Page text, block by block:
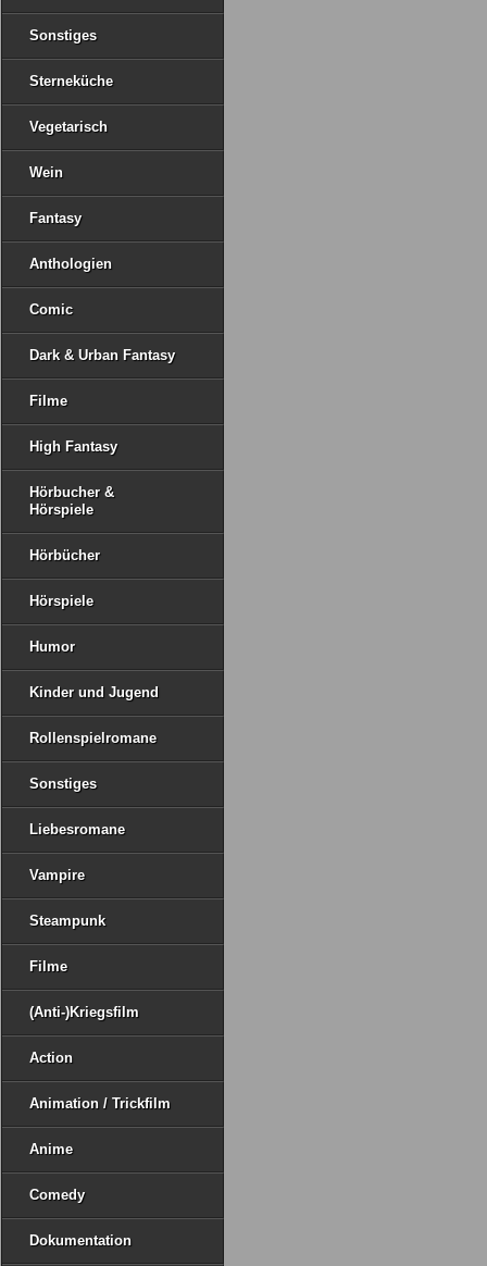
Sonstiges
Sterneküche
Vegetarisch
Wein
Fantasy
Anthologien
Comic
Dark & Urban Fantasy
Filme
High Fantasy
Hörbucher &
Hörspiele
Hörbücher
Hörspiele
Humor
Kinder und Jugend
Rollenspielromane
Sonstiges
Liebesromane
Vampire
Steampunk
Filme
(Anti-)Kriegsfilm
Action
Animation / Trickfilm
Anime
Comedy
Dokumentation